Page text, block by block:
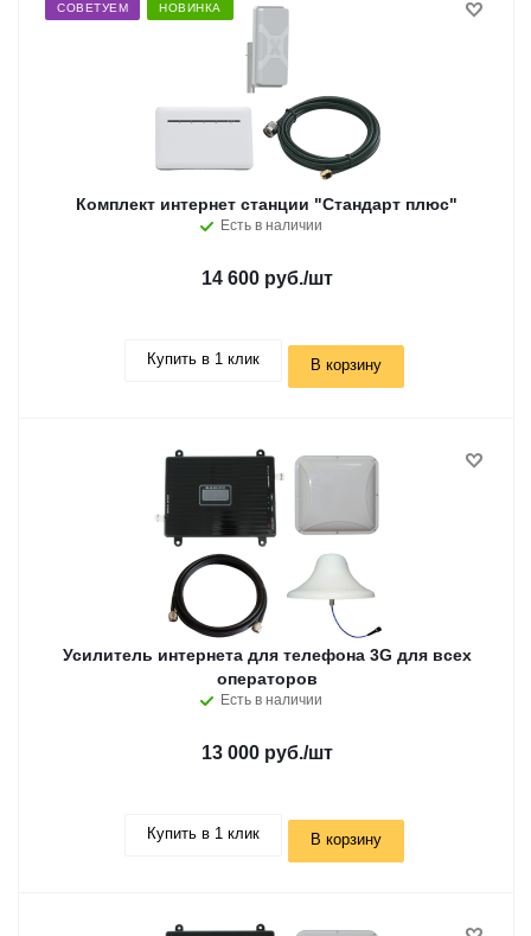
СОВЕТУЕМ НОВИНКА
Комплект интернет станции "Стандарт плюс"
Есть в наличии
14 600 руб./шт
Купить в 1 клик В корзину
Усилитель интернета для телефона 3G для всех
операторов
Есть в наличии
13 000 руб./шт
Купить в 1 клик В корзину